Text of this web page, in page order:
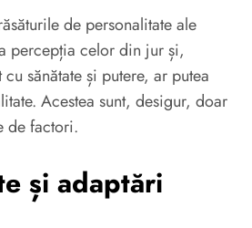
de personalitate ale
percepția celor din jur și,
sănătate și putere, ar putea
Acestea sunt, desigur, doar
de factori.
și adaptări